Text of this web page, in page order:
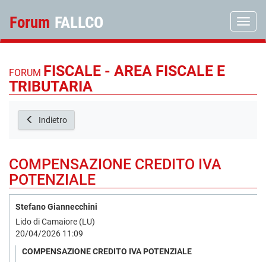
Forum FALLCO
FORUM FISCALE - AREA FISCALE E
TRIBUTARIA
Indietro
COMPENSAZIONE CREDITO IVA
POTENZIALE
Stefano Giannecchini
Lido di Camaiore (LU)
20/04/2026 11:09
COMPENSAZIONE CREDITO IVA POTENZIALE